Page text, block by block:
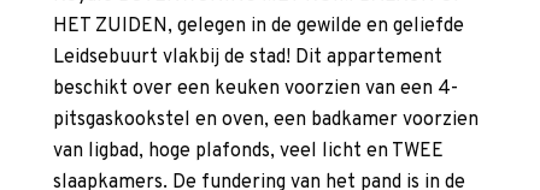
HET ZUIDEN, gelegen in de gewilde en geliefde
Leidsebuurt vlakbij de stad! Dit appartement
beschikt over een keuken voorzien van een 4-
pitsgaskookstel en oven, een badkamer voorzien
van ligbad, hoge plafonds, veel licht en TWEE
slaapkamers. De fundering van het pand is in de